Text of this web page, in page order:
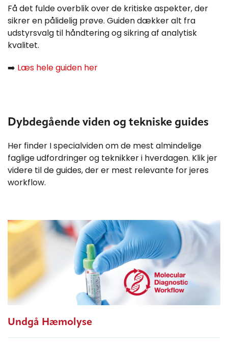
Få det fulde overblik over de kritiske aspekter, der
sikrer en pålidelig prøve. Guiden dækker alt fra
udstyrsvalg til håndtering og sikring af analytisk
kvalitet.
➡️ Læs hele guiden her
Dybdegående viden og tekniske guides
Her finder I specialviden om de mest almindelige
faglige udfordringer og teknikker i hverdagen. Klik jer
videre til de guides, der er mest relevante for jeres
workflow.
Undgå Hæmolyse